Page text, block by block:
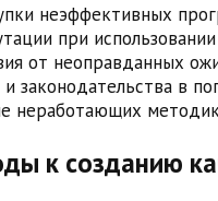
неэффективных
при
от неоправданных
законодательства в
неработающих
к созданию